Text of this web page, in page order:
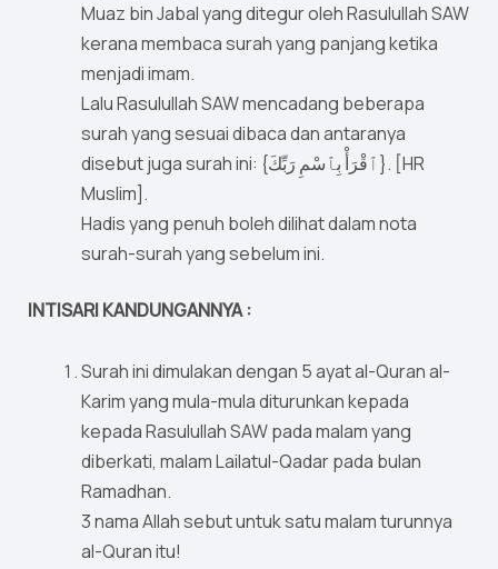
Muaz bin Jabal yang ditegur oleh Rasulullah SAW
kerana membaca surah yang panjang ketika
menjadi imam.
Lalu Rasulullah SAW mencadang beberapa
surah yang sesuai dibaca dan antaranya
disebut juga surah ini: {ٱقْرَأْ بِٱسْمِ رَبِّكَ}. [HR
Muslim].
Hadis yang penuh boleh dilihat dalam nota
surah-surah yang sebelum ini.
INTISARI KANDUNGANNYA :
Surah ini dimulakan dengan 5 ayat al-Quran al-
Karim yang mula-mula diturunkan kepada
kepada Rasulullah SAW pada malam yang
diberkati, malam Lailatul-Qadar pada bulan
Ramadhan.
3 nama Allah sebut untuk satu malam turunnya
al-Quran itu!